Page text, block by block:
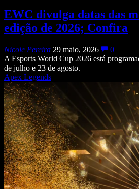
EWC divulga datas das
edição de 2026; Confira
Nicole Pereira 29 maio, 2026
0
A Esports World Cup 2026 está
de julho e 23 de agosto.
Apex Legends